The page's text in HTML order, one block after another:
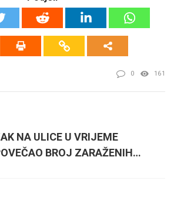
0 161
NA ULICE U VRIJEME
BROJ ZARAŽENIH…